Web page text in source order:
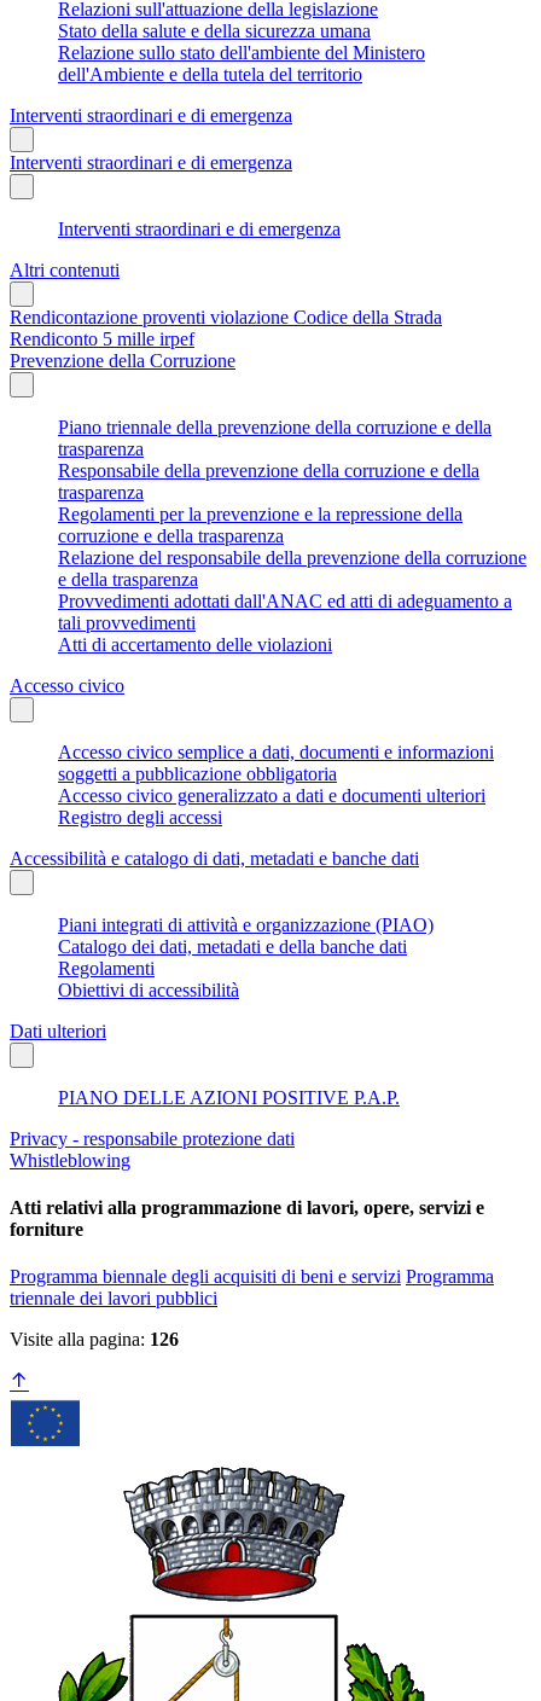
Relazioni sull'attuazione della legislazione
Stato della salute e della sicurezza umana
Relazione sullo stato dell'ambiente del Ministero
dell'Ambiente e della tutela del territorio
Interventi straordinari e di emergenza
Interventi straordinari e di emergenza
Interventi straordinari e di emergenza
Altri contenuti
Rendicontazione proventi violazione Codice della Strada
Rendiconto 5 mille irpef
Prevenzione della Corruzione
Piano triennale della prevenzione della corruzione e della
trasparenza
Responsabile della prevenzione della corruzione e della
trasparenza
Regolamenti per la prevenzione e la repressione della
corruzione e della trasparenza
Relazione del responsabile della prevenzione della corruzione
e della trasparenza
Provvedimenti adottati dall'ANAC ed atti di adeguamento a
tali provvedimenti
Atti di accertamento delle violazioni
Accesso civico
Accesso civico semplice a dati, documenti e informazioni
soggetti a pubblicazione obbligatoria
Accesso civico generalizzato a dati e documenti ulteriori
Registro degli accessi
Accessibilità e catalogo di dati, metadati e banche dati
Piani integrati di attività e organizzazione (PIAO)
Catalogo dei dati, metadati e della banche dati
Regolamenti
Obiettivi di accessibilità
Dati ulteriori
PIANO DELLE AZIONI POSITIVE P.A.P.
Privacy - responsabile protezione dati
Whistleblowing
Atti relativi alla programmazione di lavori, opere, servizi e
forniture
Programma biennale degli acquisiti di beni e servizi Programma
triennale dei lavori pubblici
Visite alla pagina: 126